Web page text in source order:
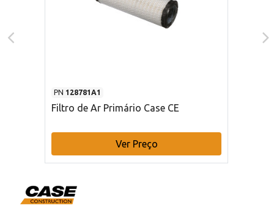
PN 128781A1
Filtro de Ar Primário Case CE
Ver Preço